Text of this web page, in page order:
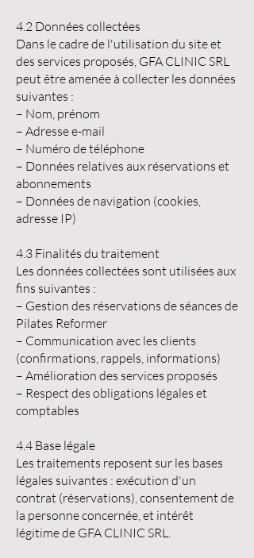
4.2 Données collectées
Dans le cadre de l'utilisation du site et
des services proposés, GFA CLINIC SRL
peut être amenée à collecter les données
suivantes :
– Nom, prénom
– Adresse e-mail
– Numéro de téléphone
– Données relatives aux réservations et
abonnements
– Données de navigation (cookies,
adresse IP)
4.3 Finalités du traitement
Les données collectées sont utilisées aux
fins suivantes :
– Gestion des réservations de séances de
Pilates Reformer
– Communication avec les clients
(confirmations, rappels, informations)
– Amélioration des services proposés
– Respect des obligations légales et
comptables
4.4 Base légale
Les traitements reposent sur les bases
légales suivantes : exécution d'un
contrat (réservations), consentement de
la personne concernée, et intérêt
légitime de GFA CLINIC SRL.